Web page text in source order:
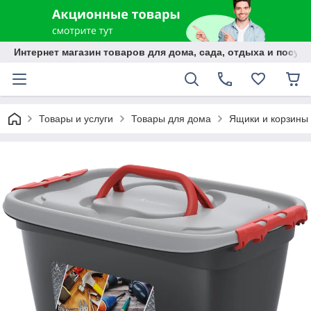
Интернет магазин товаров для дома, сада, отдыха и
Товары и услуги Товары для дома Ящики и корзины